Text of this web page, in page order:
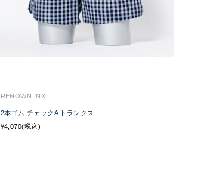
RENOWN INX
2本ゴム チェックA トランクス
¥4,070(税込)